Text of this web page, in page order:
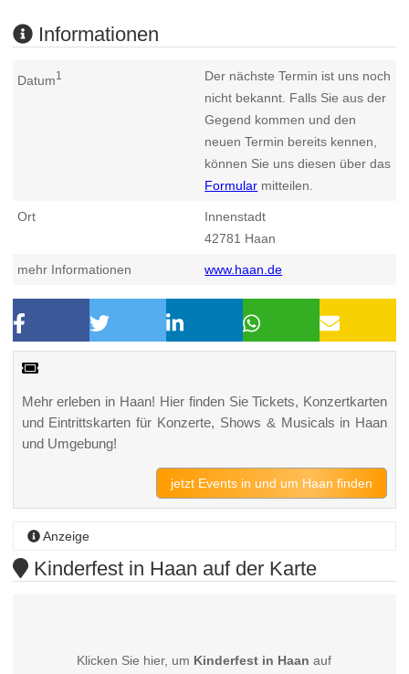
Informationen
Datum1
Der nächste Termin ist uns noch
nicht bekannt. Falls Sie aus der
Gegend kommen und den
neuen Termin bereits kennen,
können Sie uns diesen über das
Formular mitteilen.
Ort
Innenstadt
42781 Haan
mehr Informationen www.haan.de
Mehr erleben in Haan! Hier finden Sie Tickets, Konzertkarten
und Eintrittskarten für Konzerte, Shows & Musicals in Haan
und Umgebung!
jetzt Events in und um Haan finden
Anzeige
Kinderfest in Haan auf der Karte
Klicken Sie hier, um Kinderfest in Haan auf